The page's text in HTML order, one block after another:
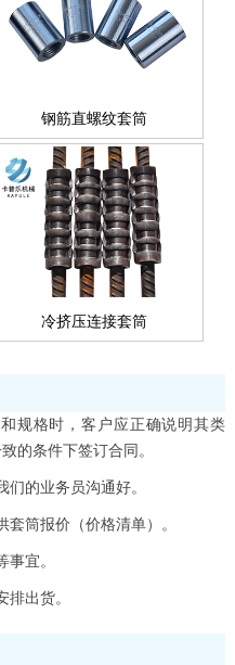
钢筋直螺纹套筒
冷挤压连接套筒
规格时，客户应正确说明其类
的条件下签订合同。
的业务员沟通好。
筒报价（价格清单）。
宜。
出货。